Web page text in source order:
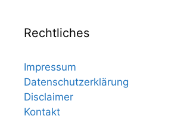
Rechtliches
Impressum
Datenschutzerklärung
Disclaimer
Kontakt